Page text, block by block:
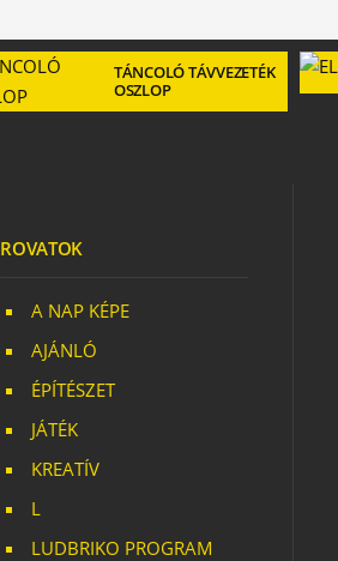
TÁNCOLÓ TÁVVEZETÉK
OSZLOP
ROVATOK
A NAP KÉPE
AJÁNLÓ
ÉPÍTÉSZET
JÁTÉK
KREATÍV
L
LUDBRIKO PROGRAM